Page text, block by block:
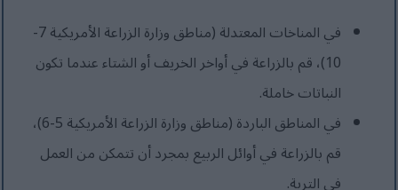
في المناخات المعتدلة (مناطق وزارة الزراعة الأمريكية 7-
10)، قم بالزراعة في أواخر الخريف أو الشتاء عندما تكون
النباتات خاملة.
في المناطق الباردة (مناطق وزارة الزراعة الأمريكية 5-6)،
قم بالزراعة في أوائل الربيع بمجرد أن تتمكن من العمل